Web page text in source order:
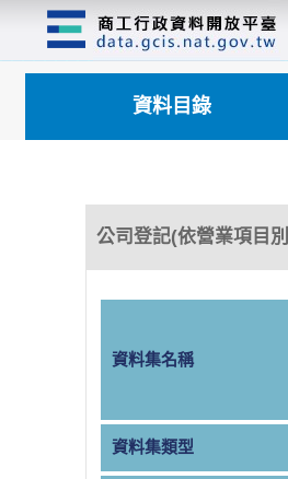
資料目錄
公司登記(依營業項目
資料集名稱
資料集類型